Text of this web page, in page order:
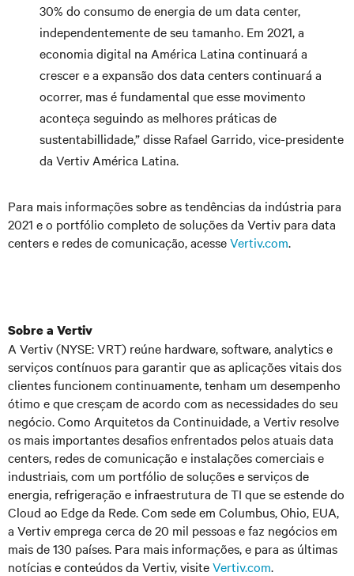
30% do consumo de energia de um data center,
independentemente de seu tamanho. Em 2021, a
economia digital na América Latina continuará a
crescer e a expansão dos data centers continuará a
ocorrer, mas é fundamental que esse movimento
aconteça seguindo as melhores práticas de
sustentabillidade,” disse Rafael Garrido, vice-presidente
da Vertiv América Latina.
Para mais informações sobre as tendências da indústria para
2021 e o portfólio completo de soluções da Vertiv para data
centers e redes de comunicação, acesseVertiv.com.
Sobre a Vertiv
A Vertiv (NYSE: VRT) reúne hardware, software, analytics e
serviços contínuos para garantir que as aplicações vitais dos
clientes funcionem continuamente, tenham um desempenho
ótimo e que cresçam de acordo com as necessidades do seu
negócio. Como Arquitetos da Continuidade, a Vertiv resolve
os mais importantes desafios enfrentados pelos atuais data
centers, redes de comunicação e instalações comerciais e
industriais, com um portfólio de soluções e serviços de
energia, refrigeração e infraestrutura de TI que se estende do
Cloud ao Edge da Rede. Com sede em Columbus, Ohio, EUA,
a Vertiv emprega cerca de 20 mil pessoas e faz negócios em
mais de 130 países. Para mais informações, e para as últimas
notícias e conteúdos da Vertiv, visiteVertiv.com.